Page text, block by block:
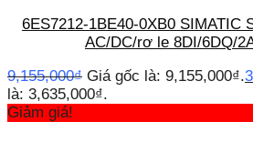
6ES7212-1BE40-0XB0 SIMATIC
AC/DC/rơ le 8DI/6DQ/
9,155,000₫ Giá gốc là: 9,155,000₫.
là: 3,635,000₫.
Giảm giá!